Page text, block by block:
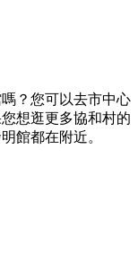
？您可以去市中心
想逛更多協和村的
館都在附近。